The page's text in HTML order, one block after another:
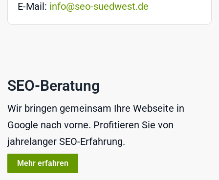
E-Mail: info@seo-suedwest.de
SEO-Beratung
Wir bringen gemeinsam Ihre Webseite in
Google nach vorne. Profitieren Sie von
jahrelanger SEO-Erfahrung.
Mehr erfahren